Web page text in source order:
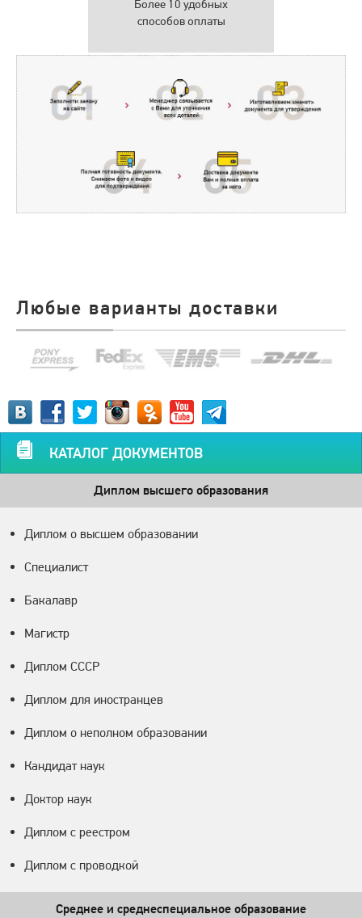
Более 10 удобных
способов оплаты
Любые варианты доставки
КАТАЛОГ ДОКУМЕНТОВ
Диплом высшего образования
Диплом о высшем образовании
Специалист
Бакалавр
Магистр
Диплом СССР
Диплом для иностранцев
Диплом о неполном образовании
Кандидат наук
Доктор наук
Диплом с реестром
Диплом с проводкой
Среднее и среднеспециальное образование